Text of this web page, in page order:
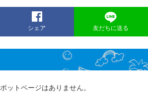
シェア 友だちに送る
ットページはありません。